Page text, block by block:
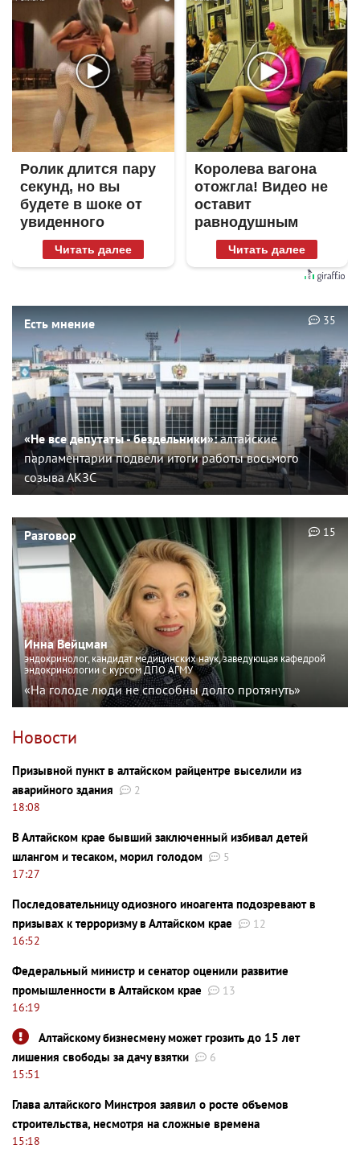
Ролик длится пару
секунд, но вы
будете в шоке от
увиденного
Читать далее
Королева вагона
отожгла! Видео не
оставит
равнодушным
Читать далее
Есть мнение
«Не все депутаты - бездельники»:алтайские
парламентарии подвели итоги работы восьмого
созыва АКЗС
35
Разговор
Инна Вейцман
эндокринолог, кандидат медицинских наук, заведующая кафедрой
эндокринологии с курсом ДПО АГМУ
«На голоде люди не способны долго протянуть»
15
Новости
Призывной пункт в алтайском райцентре выселили из
аварийного здания
2
18:08
В Алтайском крае бывший заключенный избивал детей
шлангом и тесаком, морил голодом
5
17:27
Последовательницу одиозного иноагента подозревают в
призывах к терроризму в Алтайском крае
12
16:52
Федеральный министр и сенатор оценили развитие
промышленности в Алтайском крае
13
16:19
Алтайскому бизнесмену может грозить до 15 лет
лишения свободы за дачу взятки
6
15:51
Глава алтайского Минстроя заявил о росте объемов
строительства, несмотря на сложные времена
15:18